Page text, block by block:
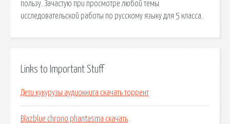
пользу. Зачастую при просмотре любой темы
исследовательской работы по русскому языку для 5 класса.
Links to Important Stuff
Дети кукурузы аудиокнига скачать торрент
Blazblue chrono phantasma скачать